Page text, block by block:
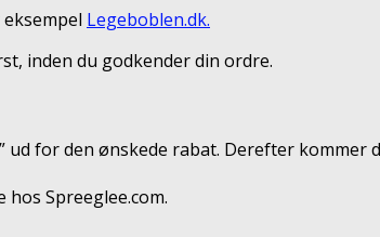
Legeboblen.dk.
inden du godkender din ordre.
for den ønskede rabat. Derefter kommer
Spreeglee.com.